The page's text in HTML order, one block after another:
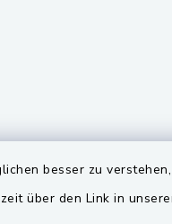
besser zu
über den Link in